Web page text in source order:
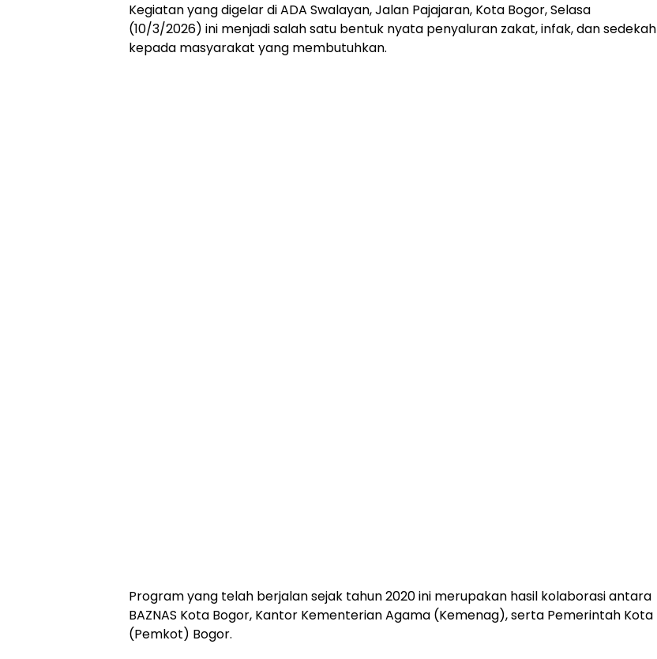
Kegiatan yang digelar di ADA Swalayan, Jalan Pajajaran, Kota Bogor, Selasa
(10/3/2026) ini menjadi salah satu bentuk nyata penyaluran zakat, infak, dan sedekah
kepada masyarakat yang membutuhkan.
Program yang telah berjalan sejak tahun 2020 ini merupakan hasil kolaborasi antara
BAZNAS Kota Bogor, Kantor Kementerian Agama (Kemenag), serta Pemerintah Kota
(Pemkot) Bogor.